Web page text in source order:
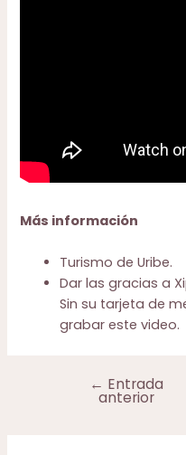
Más información
Turismo de Uribe.
Dar las gracias a
Sin su tarjeta de
grabar este video.
Navegación
← Entrada
anterior